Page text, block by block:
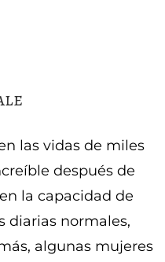
las vidas de miles
después de
la capacidad de
diarias normales,
algunas mujeres